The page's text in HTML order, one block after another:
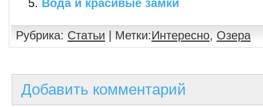
Вода и красивые замки
Рубрика: Статьи | Метки:Интересно, Озера
Добавить комментарий